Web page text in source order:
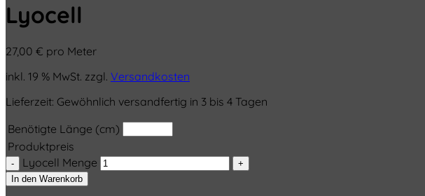
Lyocell
27,00 € pro Meter
inkl. 19 % MwSt. zzgl. Versandkosten
Lieferzeit: Gewöhnlich versandfertig in 3 bis 4 Tagen
Benötigte Länge (cm)
Produktpreis
Lyocell Menge
In den Warenkorb